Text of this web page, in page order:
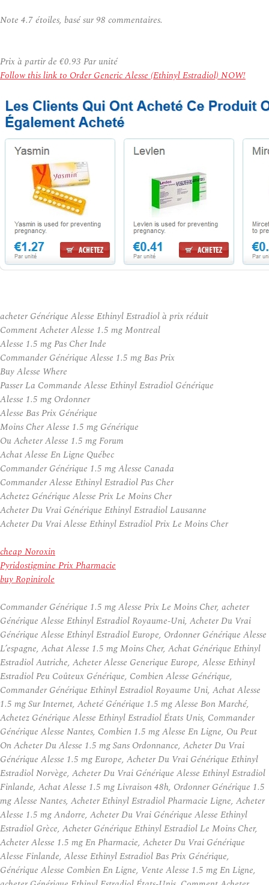
Note 4.7étoiles, basé sur 98 commentaires.
Prix à partir de €0.93 Par unité
Follow this link to Order Generic Alesse (Ethinyl Estradiol) NOW!
acheter Générique Alesse Ethinyl Estradiol à prix réduit
Comment Acheter Alesse 1.5 mg Montreal
Alesse 1.5 mg Pas Cher Inde
Commander Générique Alesse 1.5 mg Bas Prix
Buy Alesse Where
Passer La Commande Alesse Ethinyl Estradiol Générique
Alesse 1.5 mg Ordonner
Alesse Bas Prix Générique
Moins Cher Alesse 1.5 mg Générique
Ou Acheter Alesse 1.5 mg Forum
Achat Alesse En Ligne Québec
Commander Générique 1.5 mg Alesse Canada
Commander Alesse Ethinyl Estradiol Pas Cher
Achetez Générique Alesse Prix Le Moins Cher
Acheter Du Vrai Générique Ethinyl Estradiol Lausanne
Acheter Du Vrai Alesse Ethinyl Estradiol Prix Le Moins Cher
cheap Noroxin
Pyridostigmine Prix Pharmacie
buy Ropinirole
Commander Générique 1.5 mg Alesse Prix Le Moins Cher, acheter
Générique Alesse Ethinyl Estradiol Royaume-Uni, Acheter Du Vrai
Générique Alesse Ethinyl Estradiol Europe, Ordonner Générique Alesse
L’espagne, Achat Alesse 1.5 mg Moins Cher, Achat Générique Ethinyl
Estradiol Autriche, Acheter Alesse Generique Europe, Alesse Ethinyl
Estradiol Peu Coûteux Générique, Combien Alesse Générique,
Commander Générique Ethinyl Estradiol Royaume Uni, Achat Alesse
1.5 mg Sur Internet, Acheté Générique 1.5 mg Alesse Bon Marché,
Achetez Générique Alesse Ethinyl Estradiol États Unis, Commander
Générique Alesse Nantes, Combien 1.5 mg Alesse En Ligne, Ou Peut
On Acheter Du Alesse 1.5 mg Sans Ordonnance, Acheter Du Vrai
Générique Alesse 1.5 mg Europe, Acheter Du Vrai Générique Ethinyl
Estradiol Norvège, Acheter Du Vrai Générique Alesse Ethinyl Estradiol
Finlande, Achat Alesse 1.5 mg Livraison 48h, Ordonner Générique 1.5
mg Alesse Nantes, Acheter Ethinyl Estradiol Pharmacie Ligne, Acheter
Alesse 1.5 mg Andorre, Acheter Du Vrai Générique Alesse Ethinyl
Estradiol Grèce, Acheter Générique Ethinyl Estradiol Le Moins Cher,
Acheter Alesse 1.5 mg En Pharmacie, Acheter Du Vrai Générique
Alesse Finlande, Alesse Ethinyl Estradiol Bas Prix Générique,
Générique Alesse Combien En Ligne, Vente Alesse 1.5 mg En Ligne,